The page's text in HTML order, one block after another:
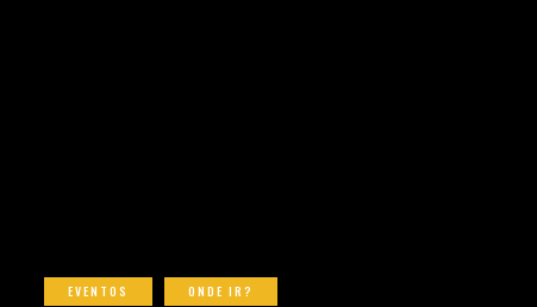
EVENTOS ONDE IR?